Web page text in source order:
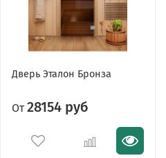
Дверь Эталон Бронза
От 28154 руб